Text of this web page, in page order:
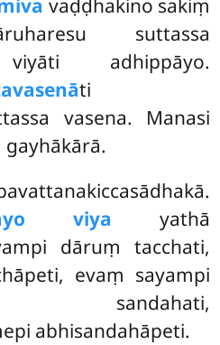
vaḍḍhakino sakiṃ
suttassa
viyāti adhippāyo.
ti
vasena. Manasi
viya yathā
dāruṃ tacchati,
evaṃ sayampi
sandahati,
abhisandahāpeti.